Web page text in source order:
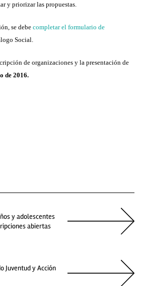
y priorizar las propuestas.
se debe completar el formulario de
Social.
de organizaciones y la presentación de
de 2016.
y adolescentes
abiertas
Juventud y Acción